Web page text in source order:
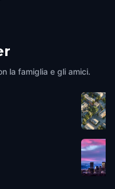
la famiglia e gli amici.